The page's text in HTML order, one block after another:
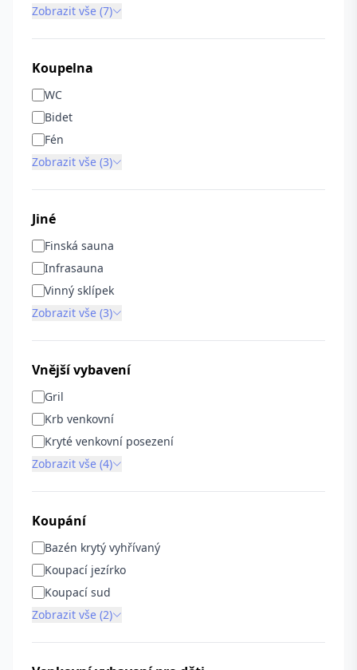
Zobrazit vše (7)
Koupelna
WC
Bidet
Fén
Zobrazit vše (3)
Jiné
Finská sauna
Infrasauna
Vinný sklípek
Zobrazit vše (3)
Vnější vybavení
Gril
Krb venkovní
Kryté venkovní posezení
Zobrazit vše (4)
Koupání
Bazén krytý vyhřívaný
Koupací jezírko
Koupací sud
Zobrazit vše (2)